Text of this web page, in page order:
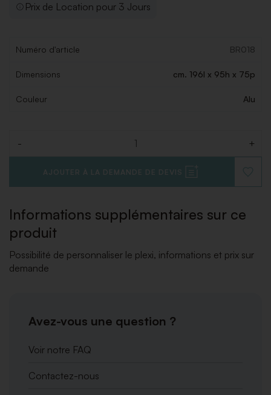
Prix de Location pour 3 Jours
Numéro d'article BR018
Dimensions cm. 196l x 95h x 75p
Couleur Alu
- +
AJOUTER À LA DEMANDE DE DEVIS
À
DE
Informations supplémentaires sur ce
produit
Possibilité de personnaliser le plexi, informations et prix sur
demande
Avez-vous une question ?
Voir notre FAQ
Contactez-nous